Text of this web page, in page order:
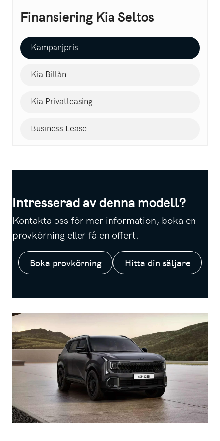
Finansiering Kia Seltos
Kampanjpris
Kia Billån
Kia Privatleasing
Business Lease
Intresserad av denna modell?
Kontakta oss för mer information, boka en
provkörning eller få en offert.
Boka provkörning Hitta din säljare